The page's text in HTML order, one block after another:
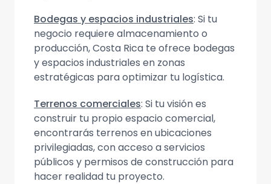
Bodegas y espacios industriales: Si tu
negocio requiere almacenamiento o
producción, Costa Rica te ofrece bodegas
y espacios industriales en zonas
estratégicas para optimizar tu logística.
Terrenos comerciales: Si tu visión es
construir tu propio espacio comercial,
encontrarás terrenos en ubicaciones
privilegiadas, con acceso a servicios
públicos y permisos de construcción para
hacer realidad tu proyecto.